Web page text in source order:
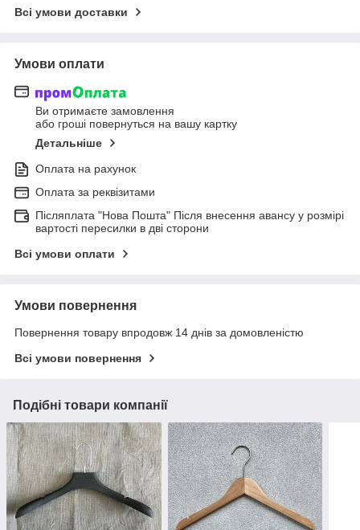
Всі умови доставки
Умови оплати
Ви отримаєте замовлення
або гроші повернуться на вашу картку
Детальніше
Оплата на рахунок
Оплата за реквізитами
Післяплата "Нова Пошта" Після внесення авансу у розмірі
вартості пересилки в дві сторони
Всі умови оплати
Умови повернення
Повернення товару впродовж 14 днів за домовленістю
Всі умови повернення
Подібні товари компанії